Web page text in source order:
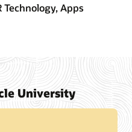
Technology, Apps
University